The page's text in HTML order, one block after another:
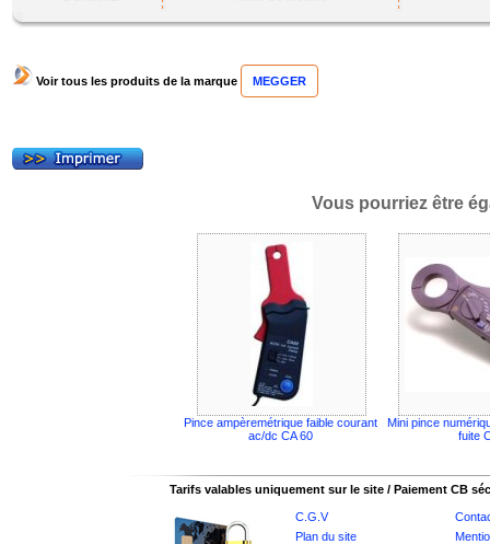
Voir tous les produits de la marque MEGGER
Vous pourriez être
Pince ampèremétrique faible courant
ac/dc CA 60
Mini pince
fuite
Tarifs valables uniquement sur le site / Paiement CB
C.G.V
Plan du site